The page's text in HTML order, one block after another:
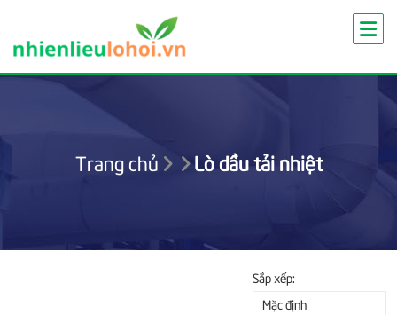
content
Trang chủ Lò dầu tải nhiệt
Sắp xếp:
Mặc định